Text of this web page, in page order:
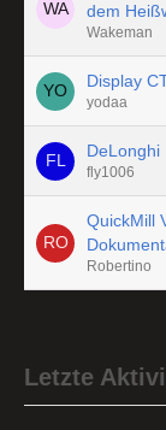
dem
Wakeman
Display
yodaa
DeLonghi
fly1006
QuickMill
Robertino
Letzte